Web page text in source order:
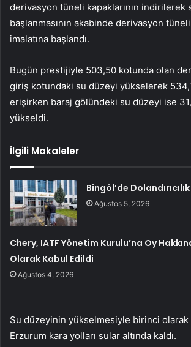
derivasyon tüneli kapaklarının indirilerek
başlanmasının akabinde derivasyon
imalatına başlandı.
Bugün prestijiyle 503,50 kotunda olan
giriş kotundaki su düzeyi yükselerek
erişirken baraj gölündeki su düzeyi ise
yükseldi.
İlgili Makaleler
Bingöl’de
Ağustos 5, 2026
Chery, IATF Yönetim Kurulu’na Oy
Olarak Kabul Edildi
Ağustos 4, 2026
Su düzeyinin yükselmesiyle birinci
Erzurum kara yolları sular altında kaldı.